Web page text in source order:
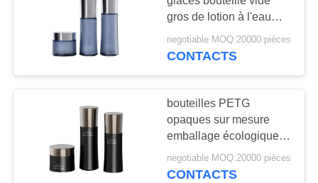
NOUVELLES
DEMANDEZ
DEVIS
Bouteilles vides de
soins de la peau
gros de lotion à l'eau
crème de taille dédiée
bouteille 20 dents
negotiable MOQ:20000 pièces
CONTACTS
bouteilles PETG
opaques sur mesure
emballage écologique
de crème
negotiable MOQ:20000 pièces
CONTACTS